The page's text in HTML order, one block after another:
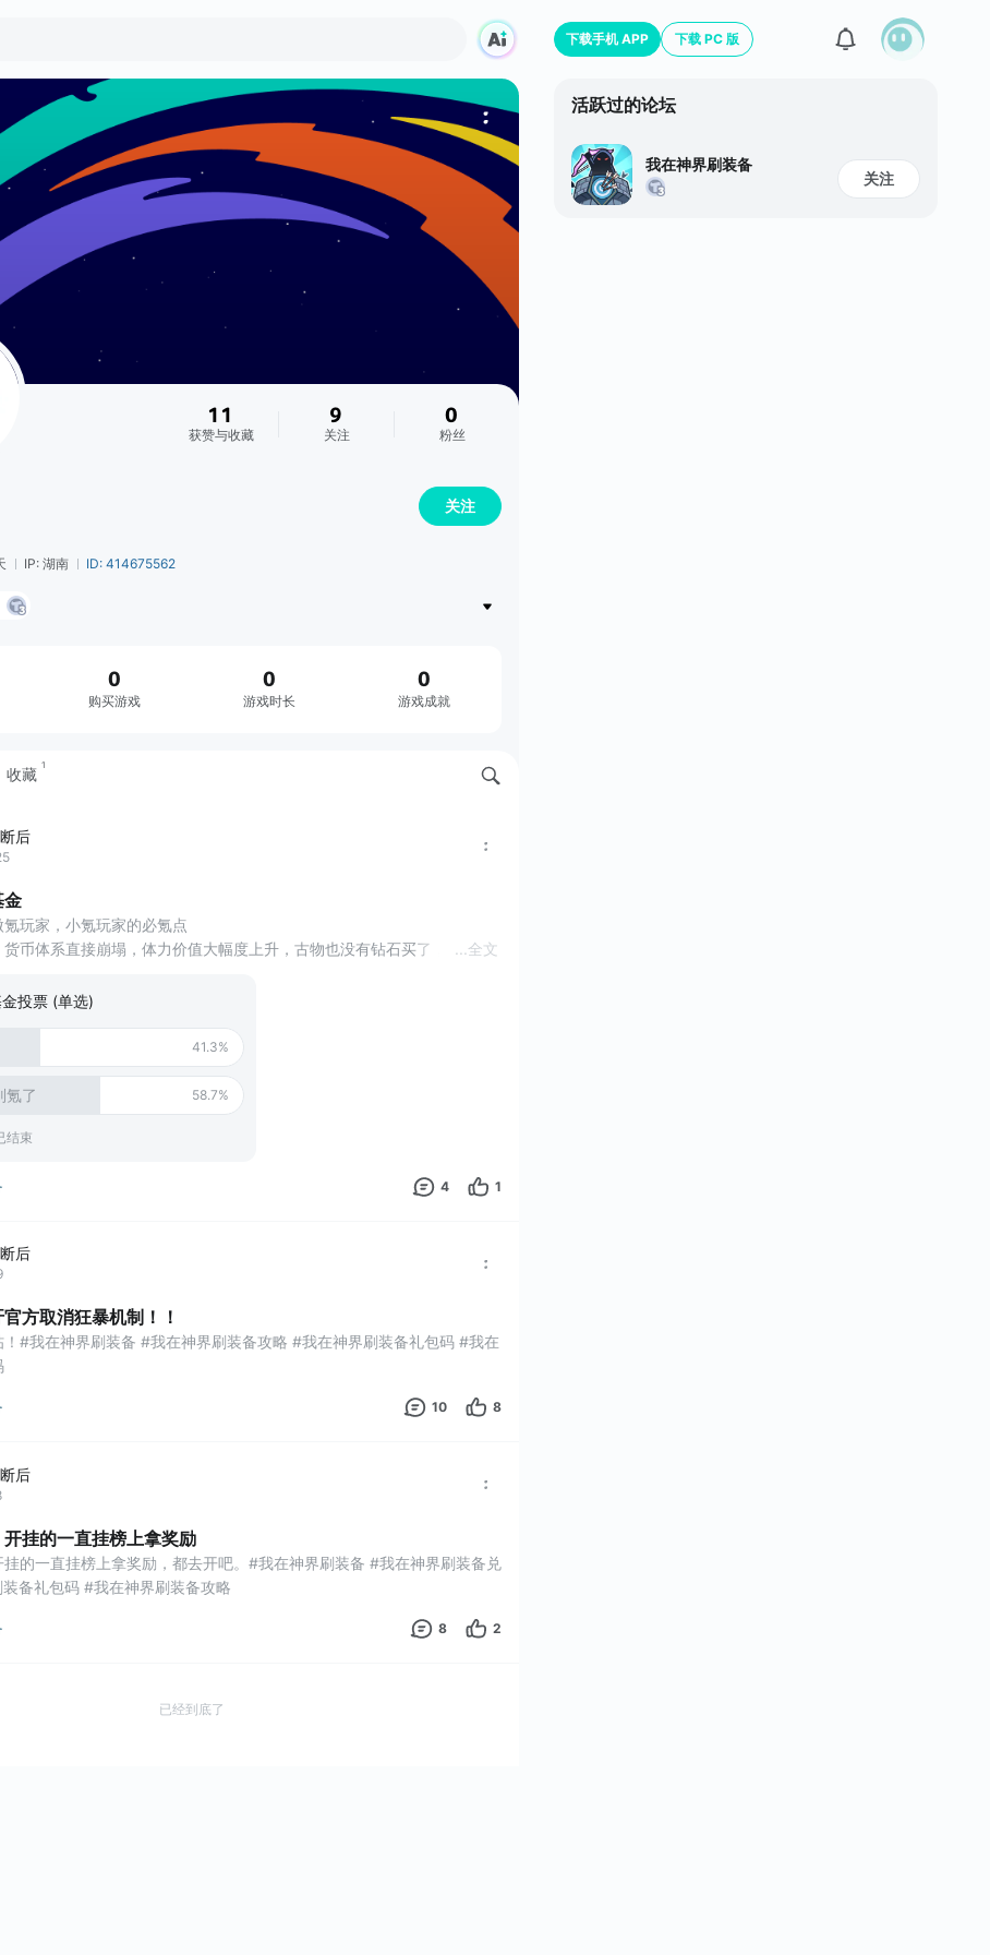
11
获赞与收藏
9
关注
0
粉丝
关注
IP: 湖南 ID: 414675562
0
购买游戏
0
游戏时长
0
游戏成就
收藏 1
后
金
玩家，小氪玩家的必氪点
币体系直接崩塌，体力价值大幅度上升，古物也没有钻石买了，一个游
界刷装备兑换码 #我在神界刷装备攻略 #我在神界刷装备 #我在神界刷装
全文
投票 (单选)
41.3%
氪了 58.7%
结束
4 1
后
方取消狂暴机制！！
#我在神界刷装备 #我在神界刷装备攻略 #我在神界刷装备礼包码 #我在
10 8
后
挂的一直挂榜上拿奖励
的一直挂榜上拿奖励，都去开吧。#我在神界刷装备 #我在神界刷装备兑
备礼包码 #我在神界刷装备攻略
8 2
已经到底了
下载手机 APP 下载 PC 版
活跃过的论坛
我在神界刷装备
关注